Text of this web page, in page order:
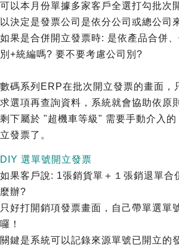
可以本月份單據多家客戶全選打勾批次
以決定是發票公司是依分公司或總公司
如果是合併開立發票時: 是依產品合併
別+統編嗎? 要不要考慮公司別?
數碼系列ERP在批次開立發票的畫面，
求選項再查詢資料，系統就會協助依原
剩下屬於 "超機車等級" 需要手動介入
立發票了。
DIY 選單號開立發票
如果客戶說: 1張銷貨單＋１張銷退單合
麼辦?
只好打開銷項發票畫面，自己帶單選單
囉！
關鍵是系統可以記錄來源單號已開立的